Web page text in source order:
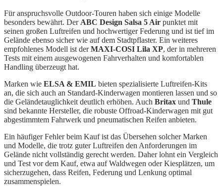
Für anspruchsvolle Outdoor-Touren haben sich einige Modelle
besonders bewährt. Der ABC Design Salsa 5 Air punktet mit
seinen großen Luftreifen und hochwertiger Federung und ist tief im
Gelände ebenso sicher wie auf dem Stadtpflaster. Ein weiteres
empfohlenes Modell ist derMAXI-COSI Lila XP, der in mehreren
Tests mit einem ausgewogenen Fahrverhalten und komfortablen
Handling überzeugt hat.
Marken wie ELSA & EMIL bieten spezialisierte Luftreifen-Kits
an, die sich auch an Standard-Kinderwagen montieren lassen und so
die Geländetauglichkeit deutlich erhöhen. Auch Britax und Thule
sind bekannte Hersteller, die robuste Offroad-Kinderwagen mit gut
abgestimmtem Fahrwerk und pneumatischen Reifen anbieten.
Ein häufiger Fehler beim Kauf ist das Übersehen solcher Marken
und Modelle, die trotz guter Luftreifen den Anforderungen im
Gelände nicht vollständig gerecht werden. Daher lohnt ein Vergleich
und Test vor dem Kauf, etwa auf Waldwegen oder Kiesplätzen, um
sicherzugehen, dass Reifen, Federung und Lenkung optimal
zusammenspielen.